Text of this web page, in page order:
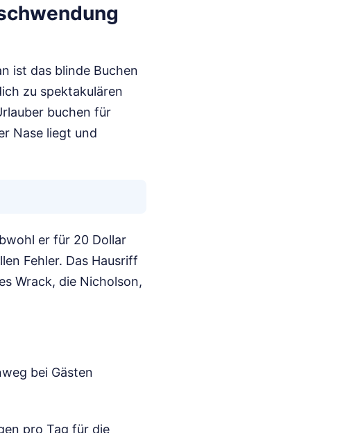
ist das blinde Buchen
zu spektakulären
buchen für
Nase liegt und
er für 20 Dollar
Fehler. Das Hausriff
Wrack, die Nicholson,
bei Gästen
pro Tag für die